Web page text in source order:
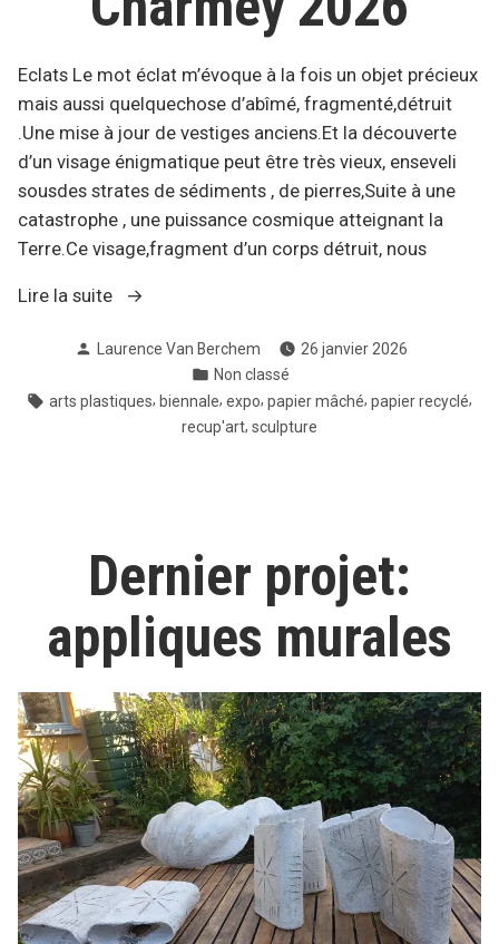
Eclats Le mot éclat m’évoque à la fois un objet précieux
mais aussi quelquechose d’abîmé, fragmenté,détruit
.Une mise à jour de vestiges anciens.Et la découverte
d’un visage énigmatique peut être très vieux, enseveli
sousdes strates de sédiments , de pierres,Suite à une
catastrophe , une puissance cosmique atteignant la
Terre.Ce visage,fragment d’un corps détruit, nous
Lire la suite
« Projet
la
de
Publié
Laurence Van Berchem
26 janvier 2026
Publié
dans
Non classé
Étiquettes :
arts plastiques, biennale, expo, papier mâché, papier recyclé,
recup'art, sculpture
Dernier projet:
appliques murales